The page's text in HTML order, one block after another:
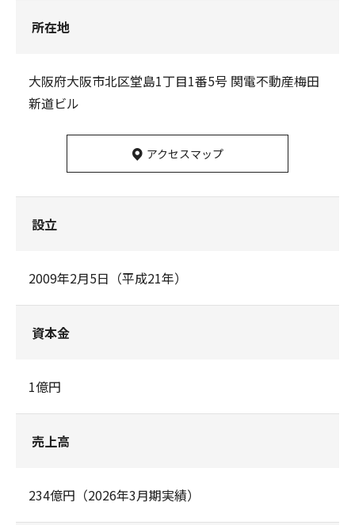
所在地
大阪府大阪市北区堂島1丁目1番5号 関電不動産梅田
新道ビル
アクセスマップ
設立
2009年2月5日（平成21年）
資本金
1億円
売上高
234億円（2026年3月期実績）